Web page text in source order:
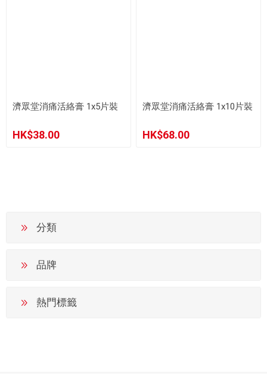
濟眾堂消痛活絡膏 1x5片裝
HK$38.00
濟眾堂消痛活絡膏 1x10片裝
HK$68.00
分類
品牌
熱門標籤